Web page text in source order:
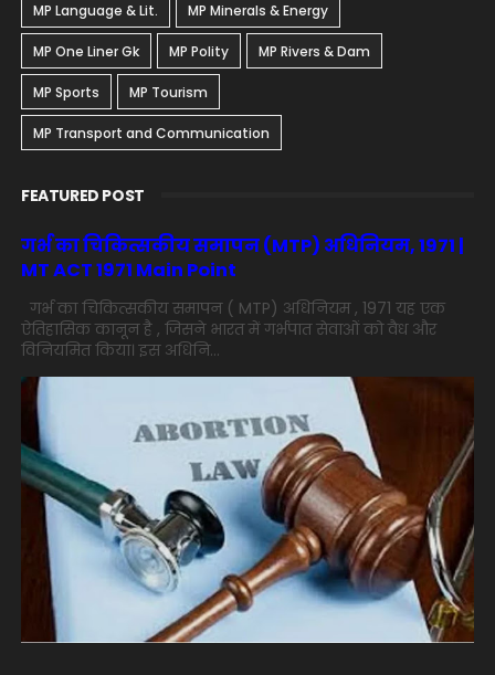
MP Language & Lit. MP Minerals & Energy
MP One Liner Gk MP Polity MP Rivers & Dam
MP Sports MP Tourism
MP Transport and Communication
FEATURED POST
गर्भ का चिकित्सकीय समापन (MTP) अधिनियम, 1971 |
MT ACT 1971 Main Point
गर्भ का चिकित्सकीय समापन ( MTP) अधिनियम , 1971 यह एक
ऐतिहासिक कानून है , जिसने भारत में गर्भपात सेवाओं को वैध और
विनियमित किया। इस अधिनि...